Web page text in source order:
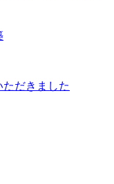
ただきました